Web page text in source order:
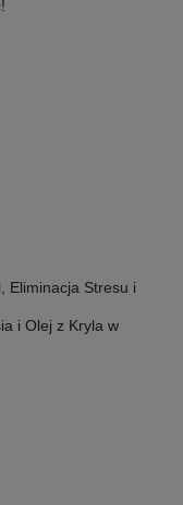
Eliminacja Stresu i
i Olej z Kryla w